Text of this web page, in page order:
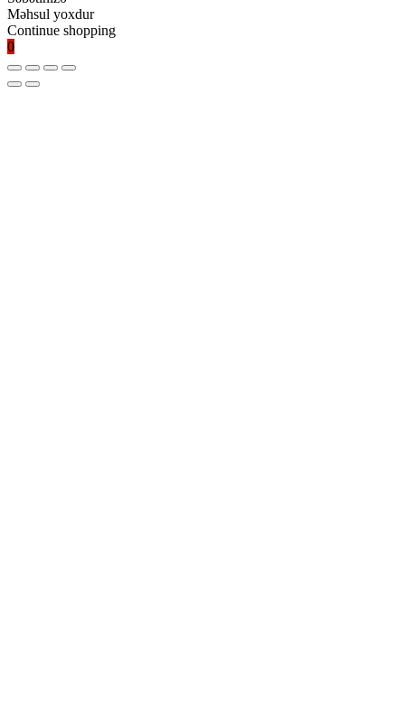
Məhsul yoxdur
Continue shopping
0